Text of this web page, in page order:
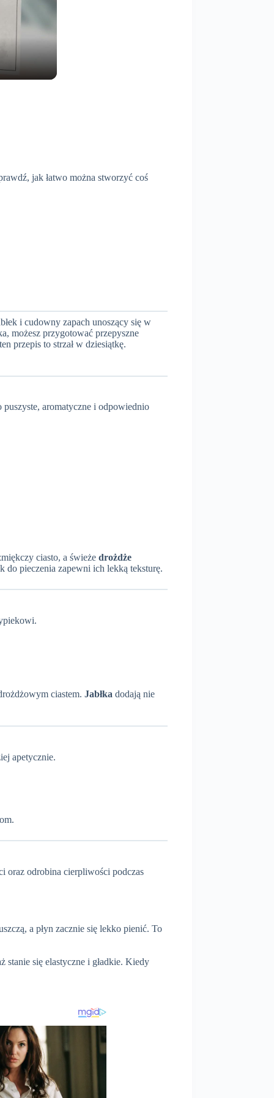
jak łatwo można stworzyć coś
i cudowny zapach unoszący się w
możesz przygotować przepyszne
przepis to strzał w dziesiątkę.
aromatyczne i odpowiednio
ciasto, a świeże drożdże
do pieczenia zapewni ich lekką teksturę.
ciastem. Jabłka dodają nie
apetycznie.
oraz odrobina cierpliwości podczas
a płyn zacznie się lekko pienić. To
stanie się elastyczne i gładkie. Kiedy